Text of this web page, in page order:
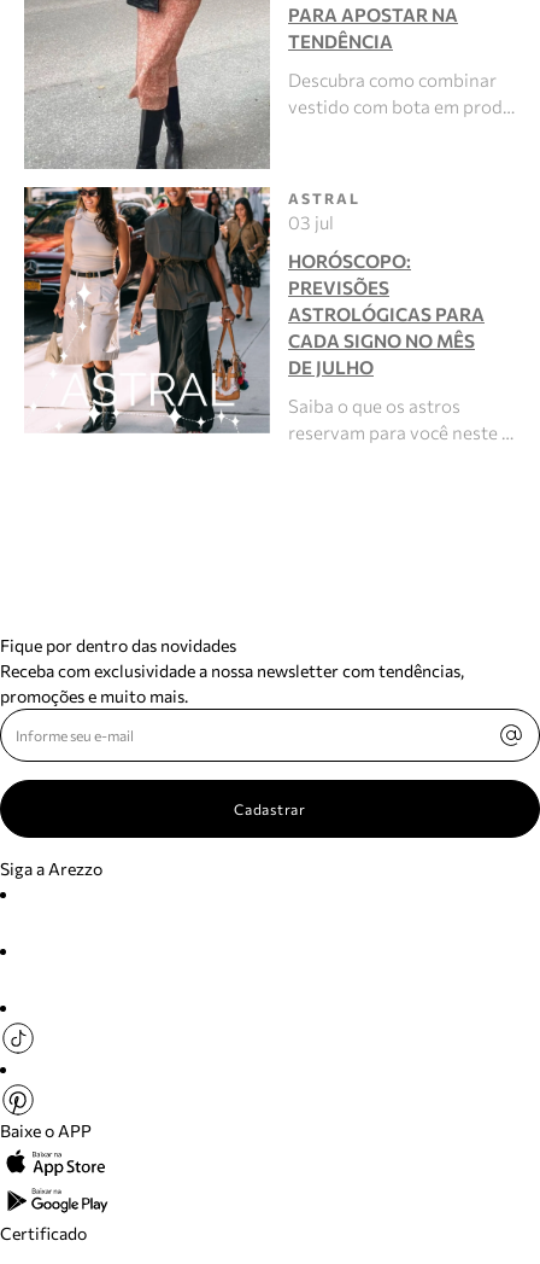
PARA APOSTAR NA
TENDÊNCIA
Descubra como combinar
vestido com bota em prod…
ASTRAL
03 jul
HORÓSCOPO:
PREVISÕES
ASTROLÓGICAS PARA
CADA SIGNO NO MÊS
DE JULHO
Saiba o que os astros
reservam para você neste …
Fique por dentro das novidades
Receba com exclusividade a nossa newsletter com tendências,
promoções e muito mais.
Cadastrar
Siga a Arezzo
Baixe o APP
Certificado